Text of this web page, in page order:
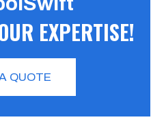
EXPERTISE!
QUOTE